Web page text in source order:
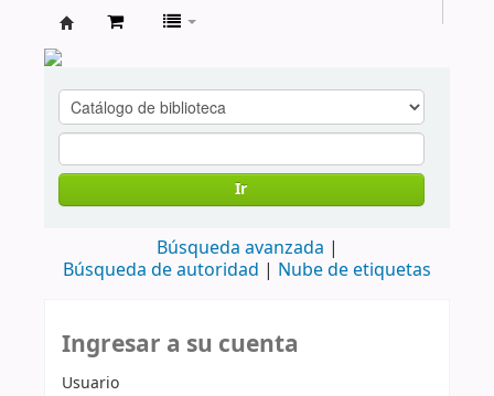
cendoc
Ir
Búsqueda avanzada
Búsqueda de autoridad
Nube de etiquetas
Ingresar a su cuenta
Usuario